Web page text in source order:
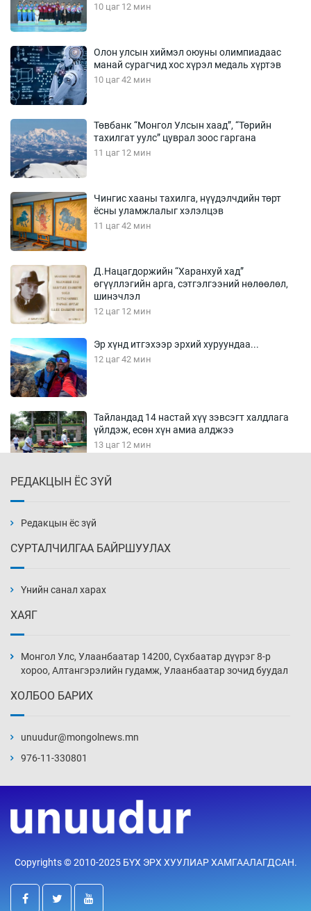
10 цаг 12 мин
Олон улсын хиймэл оюуны олимпиадаас
манай сурагчид хос хүрэл медаль хүртэв
10 цаг 42 мин
Төвбанк “Монгол Улсын хаад”, “Төрийн
тахилгат уулс” цуврал зоос гаргана
11 цаг 12 мин
Чингис хааны тахилга, нүүдэлчдийн төрт
ёсны уламжлалыг хэлэлцэв
11 цаг 42 мин
Д.Нацагдоржийн “Харанхуй хад”
өгүүллэгийн арга, сэтгэлгээний нөлөөлөл,
шинэчлэл
12 цаг 12 мин
Эр хүнд итгэхээр эрхий хуруундаа...
12 цаг 42 мин
Тайландад 14 настай хүү зэвсэгт халдлага
үйлдэж, есөн хүн амиа алджээ
13 цаг 12 мин
14 цаг 12 мин
14 цаг 42 мин
15 цаг 12 мин
15 цаг 27 мин
бүртгэлийг энэ баасан гарагт эхлүүлнэ
15 цаг 42 мин
РЕДАКЦЫН ЁС ЗҮЙ
Редакцын ёс зүй
СУРТАЛЧИЛГАА БАЙРШУУЛАХ
Үнийн санал харах
ХАЯГ
Монгол Улс, Улаанбаатар 14200, Сүхбаатар дүүрэг 8-р
хороо, Алтангэрэлийн гудамж, Улаанбаатар зочид буудал
ХОЛБОО БАРИХ
unuudur@mongolnews.mn
976-11-330801
Copyrights © 2010-2025 БҮХ ЭРХ ХУУЛИАР ХАМГААЛАГДСАН.